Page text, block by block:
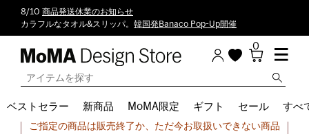
8/10 商品発送休業のお知らせ
カラフルなタオル&スリッパ。 韓国発Banaco Pop-Up開催
0
ベストセラー 新商品 MoMA限定 ギフト セール すべ
申し訳ございません。
ご指定の商品は販売終了か、ただ今お取扱いできない商品